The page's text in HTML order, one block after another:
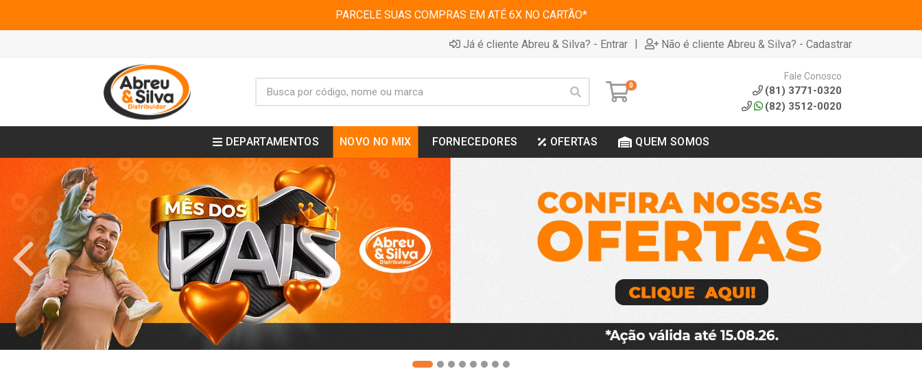
PARCELE SUAS COMPRAS EM ATÉ 6X NO CARTÃO*
Já é cliente Abreu & Silva? - Entrar | Não é cliente Abreu & Silva? - Cadastrar
0
Fale Conosco
(81) 3771-0320
(82) 3512-0020
DEPARTAMENTOS NOVO NO MIX FORNECEDORES OFERTAS QUEM SOMOS